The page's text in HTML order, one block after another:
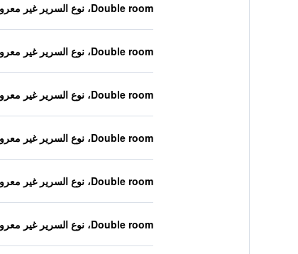
Double room، نوع السرير غير معروف
Double room، نوع السرير غير معروف
Double room، نوع السرير غير معروف
Double room، نوع السرير غير معروف
Double room، نوع السرير غير معروف
Double room، نوع السرير غير معروف